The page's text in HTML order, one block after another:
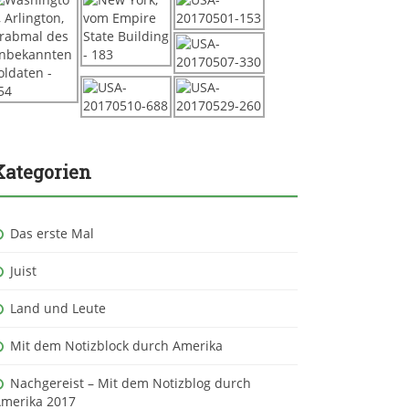
Das erste Mal
Juist
Land und Leute
Mit dem Notizblock durch Amerika
Nachgereist – Mit dem Notizblog durch
2017